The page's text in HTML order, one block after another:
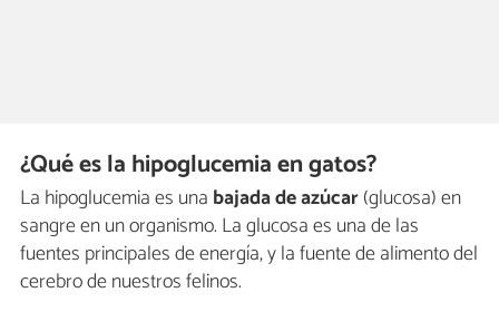
¿Qué es la hipoglucemia en gatos?
La hipoglucemia es una bajada de azúcar(glucosa) en
sangre en un organismo. La glucosa es una de las
fuentes principales de energía, y la fuente de alimento del
cerebro de nuestros felinos.